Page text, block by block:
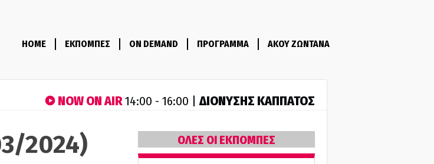
HOME ΕΚΠΟΜΠΕΣ ON DEMAND ΠΡΟΓΡΑΜΜΑ ΑΚΟΥ ΖΩΝΤΑΝΑ
NOW ON AIR14:00 - 16:00 |ΔΙΟΝΥΣΗΣ ΚΑΠΠΑΤΟΣ
2024) ΟΛΕΣ ΟΙ ΕΚΠΟΜΠΕΣ